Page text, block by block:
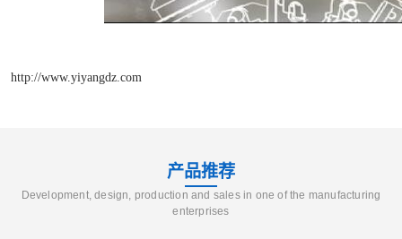
http://www.yiyangdz.com
产品推荐
Development, design, production and sales in one of the manufacturing
enterprises